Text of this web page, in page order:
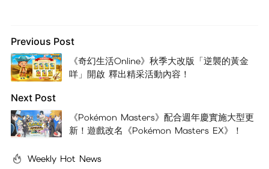
Previous Post
《奇幻生活Online》秋季大改版「逆襲的黃金
咩」開啟 釋出精采活動內容！
Next Post
《Pokémon Masters》配合週年慶實施大型更
新！遊戲改名《Pokémon Masters EX》！
Weekly Hot News